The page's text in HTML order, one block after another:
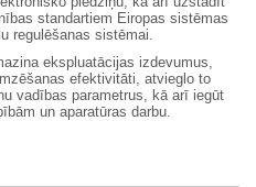
standartiem Eiropas sistēmas
regulēšanas sistēmai.
ekspluatācijas izdevumus,
efektivitāti, atvieglo to
vadības parametrus, kā arī iegūt
un aparatūras darbu.